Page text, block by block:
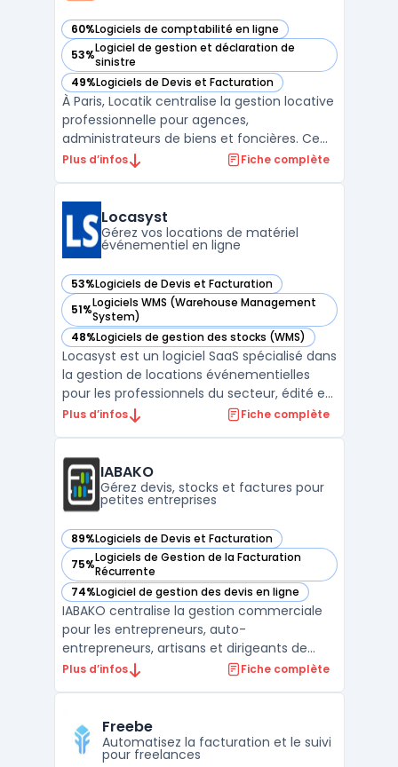
60%Logiciels de comptabilité en ligne
— voir Locatik dans cette catégorie
53%Logiciel de gestion et déclaration de
sinistre
— voir Locatik dans cette catégorie
49%Logiciels de Devis et Facturation
— voir Locatik dans cette catégorie
À Paris, Locatik centralise la gestion locative
professionnelle pour agences,
administrateurs de biens et foncières. Ce
logiciel connecte chaque acteur du
conformité réglementaire. L’interface
propose une prise en main ...
Plus d’infos Fiche complète
Locasyst
Gérez vos locations de matériel
événementiel en ligne
53%Logiciels de Devis et Facturation
— voir Locasyst dans cette catégorie
51%Logiciels WMS (Warehouse Management
System)
— voir Locasyst dans cette catégorie
48%Logiciels de gestion des stocks (WMS)
— voir Locasyst dans cette catégorie
Locasyst est un logiciel SaaS spécialisé dans
la gestion de locations événementielles
pour les professionnels du secteur, édité en
France et conçu pour les PME disposant de
question de la centralisation du suivi des
stocks évé ...
Plus d’infos Fiche complète
IABAKO
Gérez devis, stocks et factures pour
petites entreprises
89%Logiciels de Devis et Facturation
— voir IABAKO dans cette catégorie
75%Logiciels de Gestion de la Facturation
Récurrente
— voir IABAKO dans cette catégorie
74%Logiciel de gestion des devis en ligne
— voir IABAKO dans cette catégorie
IABAKO centralise la gestion commerciale
pour les entrepreneurs, auto-
entrepreneurs, artisans et dirigeants de
petites entreprises. Ce logiciel propose une
électronique, le suivi des achats et la
gestion des stocks. ...
Plus d’infos Fiche complète
Freebe
Automatisez la facturation et le suivi
pour freelances